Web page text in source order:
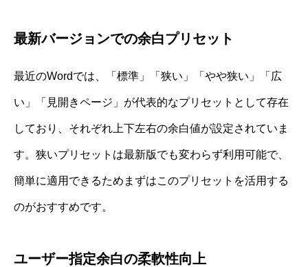
最新バージョンでの余白プリセット
最近のWordでは、「標準」「狭い」「やや狭い」「広
い」「見開きページ」が代表的なプリセットとして存在
しており、それぞれ上下左右の余白値が設定されていま
す。狭いプリセットは最新版でも変わらず利用可能で、
簡単に適用できるためまずはこのプリセットを活用する
のがおすすめです。
ユーザー指定余白の柔軟性向上